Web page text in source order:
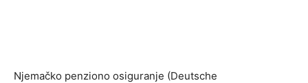
Njemačko penziono osiguranje (Deutsche